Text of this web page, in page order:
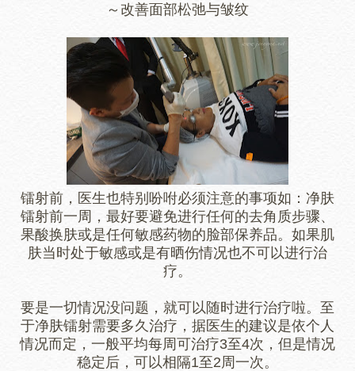
～改善面部松弛与皱纹
镭射前，医生也特别吩咐必须注意的事项如：净肤
镭射前一周，最好要避免进行任何的去角质步骤、
果酸换肤或是任何敏感药物的脸部保养品。如果肌
肤当时处于敏感或是有晒伤情况也不可以进行治
疗。
要是一切情况没问题，就可以随时进行治疗啦。至
于净肤镭射需要多久治疗，据医生的建议是依个人
情况而定，一般平均每周可治疗3至4次，但是情况
稳定后，可以相隔1至2周一次。